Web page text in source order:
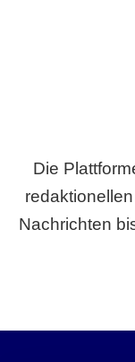
Die
Nachrichten